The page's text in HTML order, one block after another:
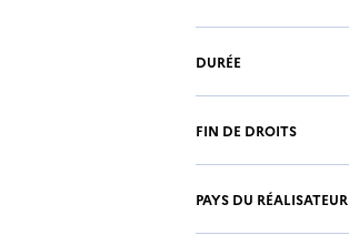
DURÉE
FIN DE DROITS
PAYS DU RÉALISATEUR